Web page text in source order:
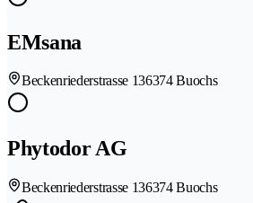
EMsana
Beckenriederstrasse 136374 Buochs
Phytodor AG
Beckenriederstrasse 136374 Buochs